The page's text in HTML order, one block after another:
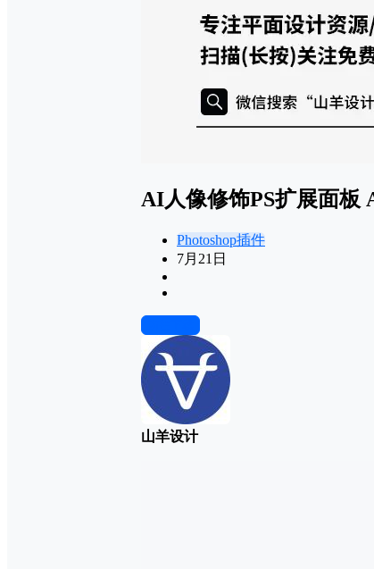
AI人像修饰PS扩展面板
Photoshop插件
7月21日
山羊设计